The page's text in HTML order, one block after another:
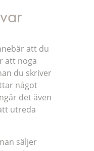
att du
att noga
du skriver
något
det även
utreda
säljer